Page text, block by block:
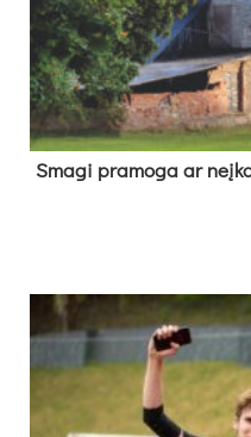
Sma­gi pra­mo­ga ar